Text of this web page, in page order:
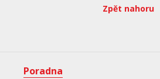
Zpět nahoru
Poradna